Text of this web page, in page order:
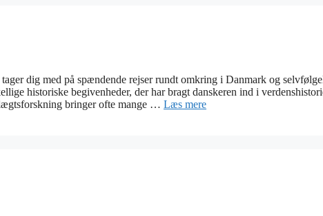
dig med på spændende rejser rundt omkring i Danmark og
historiske begivenheder, der har bragt danskeren ind i
bringer ofte mange … Læs mere